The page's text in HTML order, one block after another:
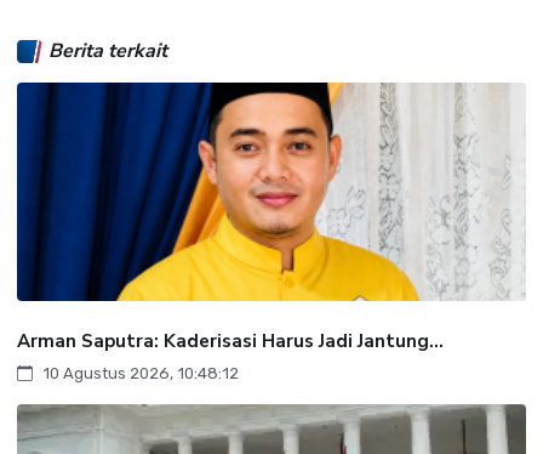
Berita terkait
Arman Saputra: Kaderisasi Harus Jadi Jantung...
10 Agustus 2026, 10:48:12